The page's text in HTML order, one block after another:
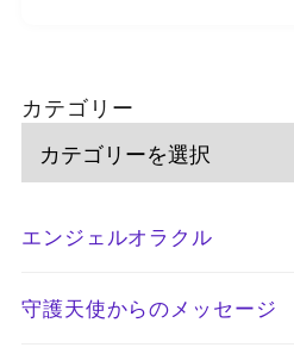
カテゴリー
エンジェルオラクル
守護天使からのメッセージ